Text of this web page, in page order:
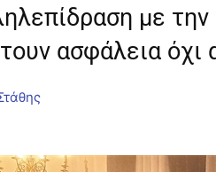
με
ασφάλεια όχι